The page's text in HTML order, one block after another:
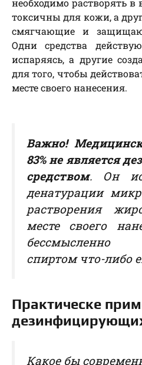
необходимо растворять в
токсичны для кожи, а
смягчающие и
Одни средства
испаряясь, а другие
для того, чтобы
месте своего нанесения.
Важно!
83% не является
средством. Он
денатурации
растворения
месте своего
бессмысленно
спиртом что-либо
Практическе
Какое бы